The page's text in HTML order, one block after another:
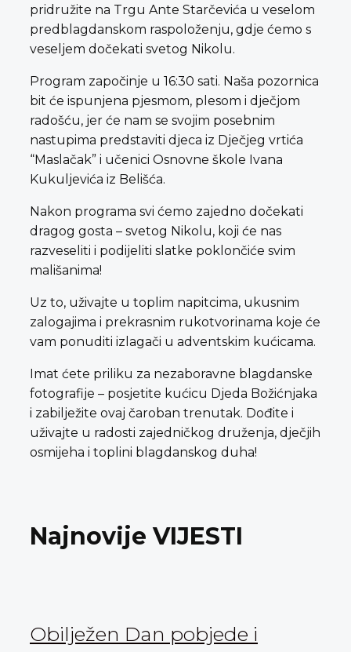
pridružite na Trgu Ante Starčevića u veselom
predblagdanskom raspoloženju, gdje ćemo s
veseljem dočekati svetog Nikolu.
Program započinje u 16:30 sati. Naša pozornica
bit će ispunjena pjesmom, plesom i dječjom
radošću, jer će nam se svojim posebnim
nastupima predstaviti djeca iz Dječjeg vrtića
“Maslačak” i učenici Osnovne škole Ivana
Kukuljevića iz Belišća.
Nakon programa svi ćemo zajedno dočekati
dragog gosta – svetog Nikolu, koji će nas
razveseliti i podijeliti slatke poklončiće svim
mališanima!
Uz to, uživajte u toplim napitcima, ukusnim
zalogajima i prekrasnim rukotvorinama koje će
vam ponuditi izlagači u adventskim kućicama.
Imat ćete priliku za nezaboravne blagdanske
fotografije – posjetite kućicu Djeda Božićnjaka
i zabilježite ovaj čaroban trenutak. Dođite i
uživajte u radosti zajedničkog druženja, dječjih
osmijeha i toplini blagdanskog duha!
Najnovije VIJESTI
Obilježen Dan pobjede i